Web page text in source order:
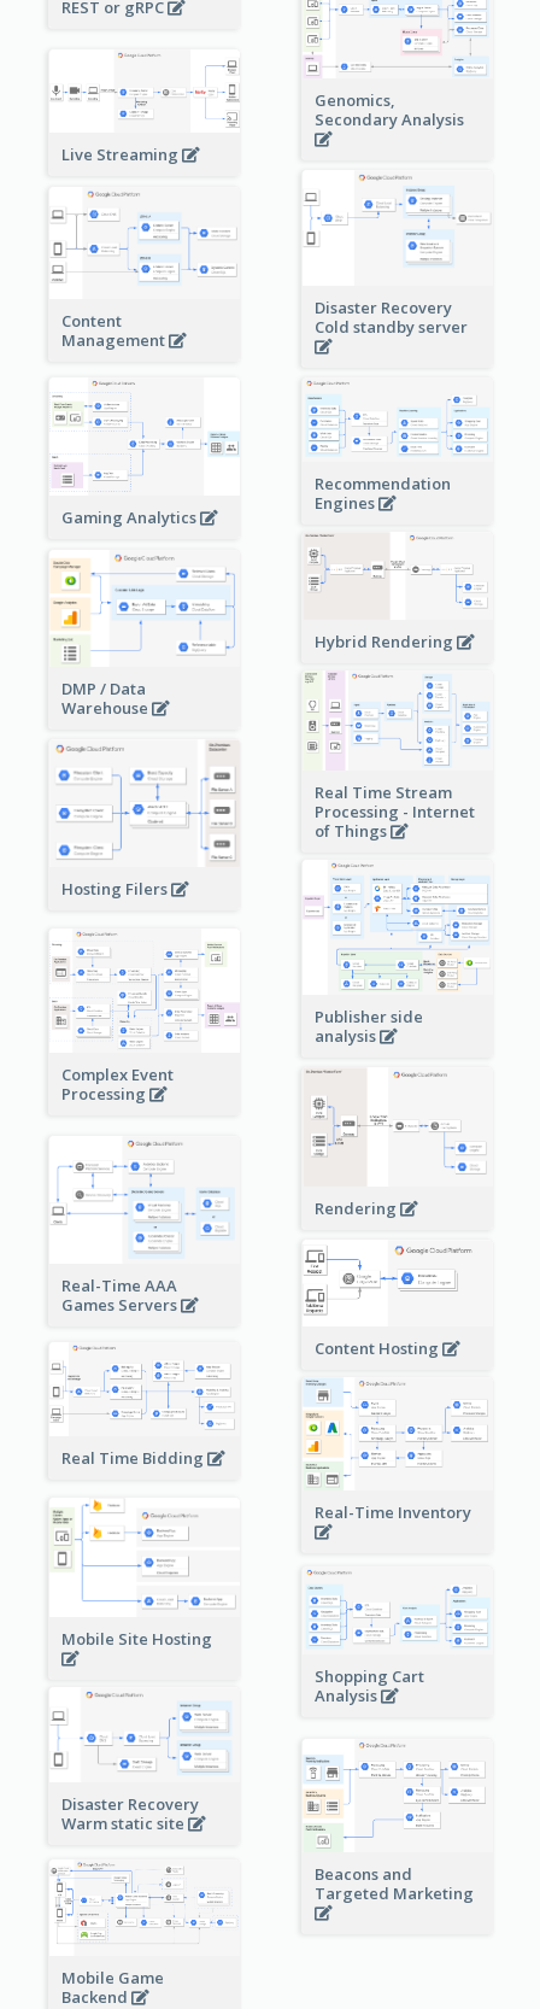
REST or gRPC
Genomics,
Secondary Analysis
Live Streaming
Disaster Recovery
Cold standby server
Content
Management
Gaming Analytics
Recommendation
Engines
Hybrid Rendering
DMP / Data
Warehouse
Real Time Stream
Processing - Internet
of Things
Hosting Filers
Publisher side
analysis
Complex Event
Processing
Rendering
Real-Time AAA
Games Servers
Content Hosting
Real Time Bidding
Real-Time Inventory
Mobile Site Hosting
Shopping Cart
Analysis
Disaster Recovery
Warm static site
Beacons and
Targeted Marketing
Mobile Game
Backend